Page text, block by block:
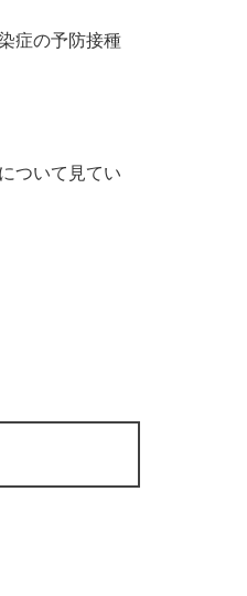
症の予防接種
ついて見てい